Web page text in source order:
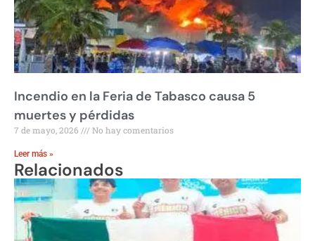
Incendio en la Feria de Tabasco causa 5
muertes y pérdidas
7 de mayo, 2026 No hay comentarios
Leer más »
Relacionados